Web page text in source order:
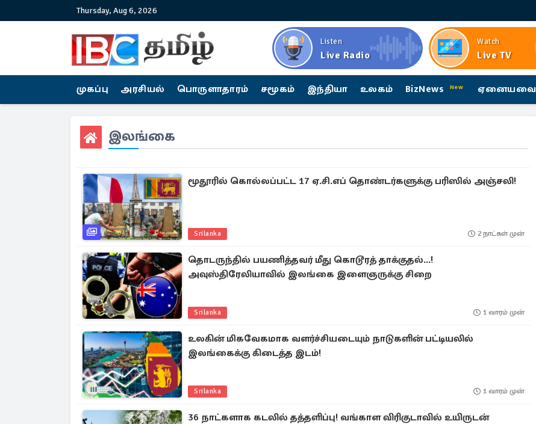
Thursday, Aug 6, 2026
Listen
Live Radio
Watch
Live TV
முகப்பு அரசியல் பொருளாதாரம் சமூகம் இந்தியா உலகம் BizNews New ஏனையவை
இலங்கை
மூதூரில் கொல்லப்பட்ட 17 ஏ.சி.எப் தொண்டர்களுக்கு பரிஸில் அஞ்சலி!
Srilanka 2 நாட்கள் முன்
தொடருந்தில் பயணித்தவர் மீது கொடூரத் தாக்குதல்...!
அவுஸ்திரேலியாவில் இலங்கை இளைஞருக்கு சிறை
Srilanka 1 வாரம் முன்
உலகின் மிகவேகமாக வளர்ச்சியடையும் நாடுகளின் பட்டியலில்
இலங்கைக்கு கிடைத்த இடம்!
Srilanka 1 வாரம் முன்
36 நாட்களாக கடலில் தத்தளிப்பு! வங்காள விரிகுடாவில் உயிருடன்